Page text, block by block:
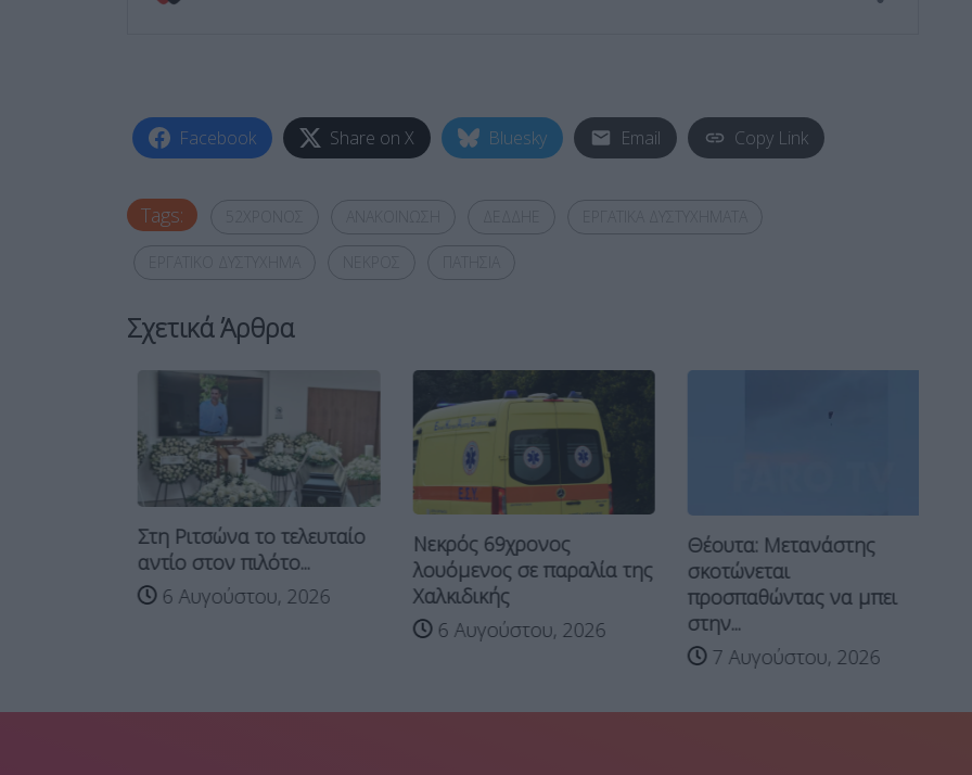
Facebook Share on X Bluesky Email Copy Link
Tags:
Σχετικά Άρθρα
Στη Ριτσώνα το τελευταίο
αντίο στον πιλότο...
6 Αυγούστου, 2026
Νεκρός 69χρονος
λουόμενος σε παραλία της
Χαλκιδικής
6 Αυγούστου, 2026
Θέουτα: Μετανάστης
σκοτώνεται
προσπαθώντας να μπει
στην...
7 Αυγούστου, 2026